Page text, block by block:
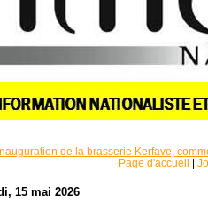
de la brasserie Kerfave,
Page d'accueil |
15 mai 2026